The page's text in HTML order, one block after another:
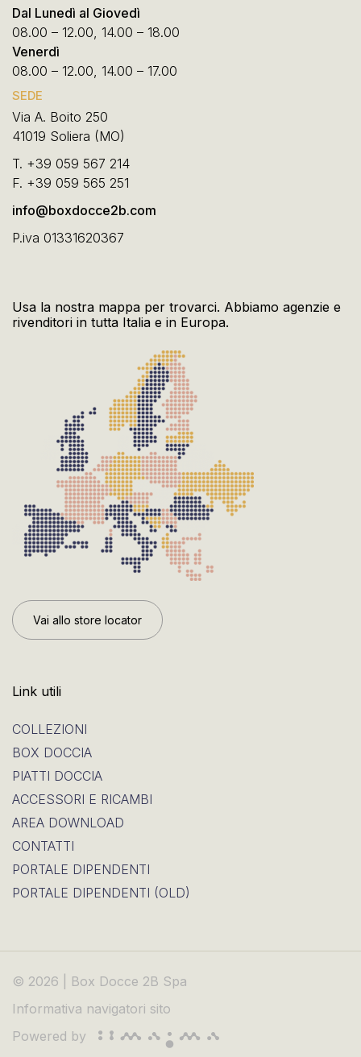
Dal Lunedì al Giovedì
08.00 – 12.00, 14.00 – 18.00
Venerdì
08.00 – 12.00, 14.00 – 17.00
SEDE
Via A. Boito 250
41019 Soliera (MO)
T. +39 059 567 214
F. +39 059 565 251
info@boxdocce2b.com
P.iva 01331620367
Usa la nostra mappa per trovarci. Abbiamo agenzie e
rivenditori in tutta Italia e in Europa.
Vai allo store locator
Link utili
COLLEZIONI
BOX DOCCIA
PIATTI DOCCIA
ACCESSORI E RICAMBI
AREA DOWNLOAD
CONTATTI
PORTALE DIPENDENTI
PORTALE DIPENDENTI (OLD)
© 2026 | Box Docce 2B Spa
Informativa navigatori sito
Powered by